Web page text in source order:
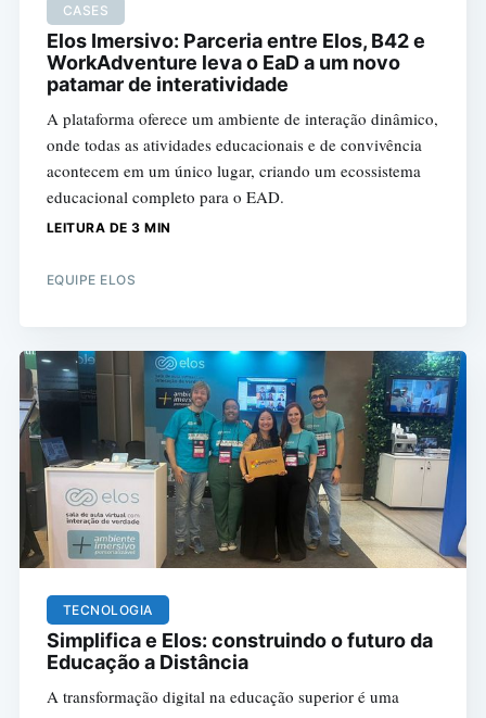
CASES
Elos Imersivo: Parceria entre Elos, B42 e
WorkAdventure leva o EaD a um novo
patamar de interatividade
A plataforma oferece um ambiente de interação dinâmico,
onde todas as atividades educacionais e de convivência
acontecem em um único lugar, criando um ecossistema
educacional completo para o EAD.
LEITURA DE 3 MIN
EQUIPE ELOS
TECNOLOGIA
Simplifica e Elos: construindo o futuro da
Educação a Distância
A transformação digital na educação superior é uma